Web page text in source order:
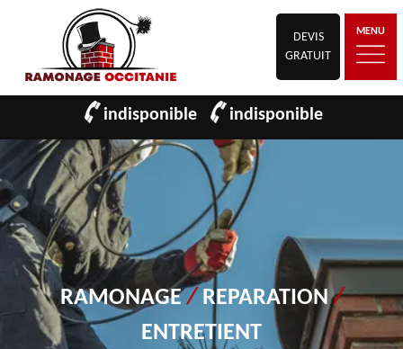
DEVIS
GRATUIT
MENU
indisponible indisponible
RAMONAGE/ REPARATION/
ENTRETIENT